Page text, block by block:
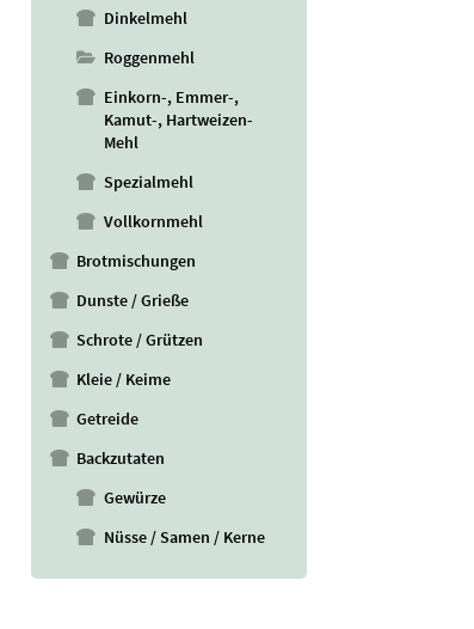
Dinkelmehl
Roggenmehl
Einkorn-, Emmer-,
Kamut-, Hartweizen-
Mehl
Spezialmehl
Vollkornmehl
Brotmischungen
Dunste / Grieße
Schrote / Grützen
Kleie / Keime
Getreide
Backzutaten
Gewürze
Nüsse / Samen / Kerne